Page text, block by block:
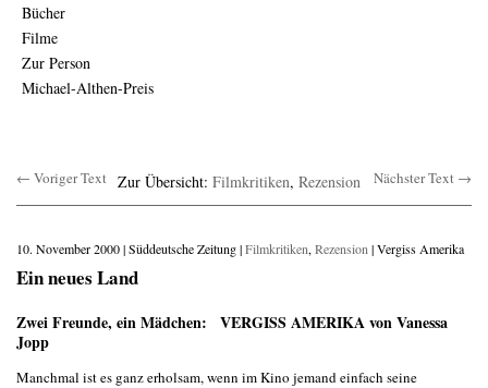
Bücher
Filme
Zur Person
Michael-Althen-Preis
← Voriger Text Zur Übersicht: Filmkritiken, Rezension Nächster Text →
10. November 2000 | Süddeutsche Zeitung |Filmkritiken, Rezension | Vergiss Amerika
Ein neues Land
Zwei Freunde, ein Mädchen: VERGISS AMERIKA von Vanessa
Jopp
Manchmal ist es ganz erholsam, wenn im Kino jemand einfach seine